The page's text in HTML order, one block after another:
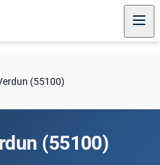
(55100)
(55100)